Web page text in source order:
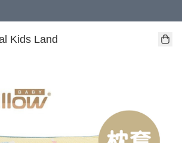
Kids Land